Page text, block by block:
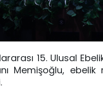
15. Ulusal
Memişoğlu,